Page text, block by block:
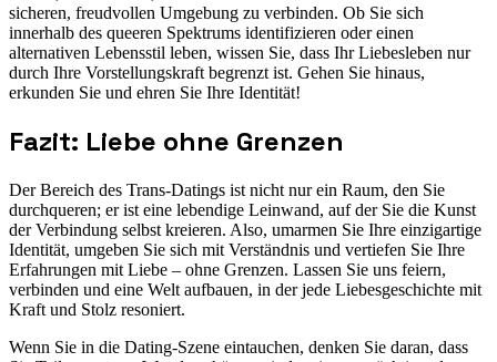
sicheren, freudvollen Umgebung zu verbinden. Ob Sie sich
innerhalb des queeren Spektrums identifizieren oder einen
alternativen Lebensstil leben, wissen Sie, dass Ihr Liebesleben nur
durch Ihre Vorstellungskraft begrenzt ist. Gehen Sie hinaus,
erkunden Sie und ehren Sie Ihre Identität!
Fazit: Liebe ohne Grenzen
Der Bereich des Trans-Datings ist nicht nur ein Raum, den Sie
durchqueren; er ist eine lebendige Leinwand, auf der Sie die Kunst
der Verbindung selbst kreieren. Also, umarmen Sie Ihre einzigartige
Identität, umgeben Sie sich mit Verständnis und vertiefen Sie Ihre
Erfahrungen mit Liebe – ohne Grenzen. Lassen Sie uns feiern,
verbinden und eine Welt aufbauen, in der jede Liebesgeschichte mit
Kraft und Stolz resoniert.
Wenn Sie in die Dating-Szene eintauchen, denken Sie daran, dass